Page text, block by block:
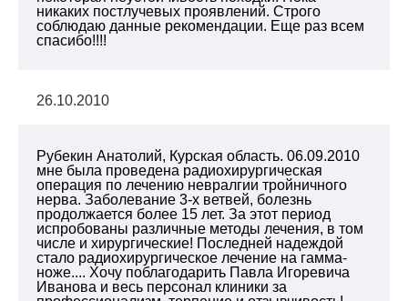
никаких постлучевых проявлений. Строго
соблюдаю данные рекомендации. Еще раз всем
спасибо!!!!
26.10.2010
Рубекин Анатолий, Курская область. 06.09.2010
мне была проведена радиохирургическая
операция по лечению невралгии тройничного
нерва. Заболевание 3-х ветвей, болезнь
продолжается более 15 лет. За этот период
испробованы различные методы лечения, в том
числе и хирургические! Последней надеждой
стало радиохирургическое лечение на гамма-
ноже.... Хочу поблагодарить Павла Игоревича
Иванова и весь персонал клиники за